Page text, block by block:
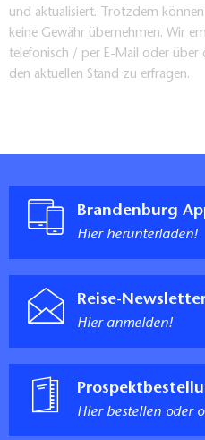
und aktualisiert. Trotzdem
keine Gewähr übernehmen. Wir
telefonisch / per E-Mail oder über
den aktuellen Stand zu erfragen.
Brandenburg
Hier herunterladen!
Reise-
Hier anmelden!
Hier bestellen oder